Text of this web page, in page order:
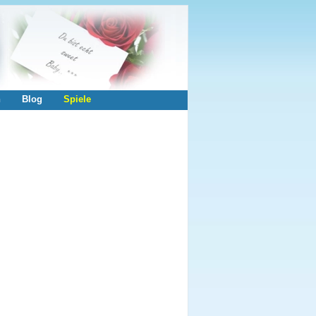
Blog Spiele